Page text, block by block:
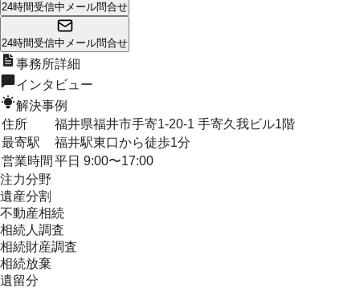
24時間受信中 メール問合せ
24時間受信中 メール問合せ
事務所詳細
インタビュー
解決事例
住所
福井県福井市手寄1-20-1 手寄久我ビル1階
最寄駅
福井駅東口から徒歩1分
営業時間 平日 9:00〜17:00
注力分野
遺産分割
不動産相続
相続人調査
相続財産調査
相続放棄
遺留分